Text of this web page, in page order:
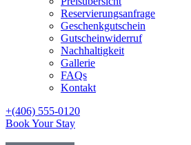
Reservierungsanfrage
Geschenkgutschein
Gutscheinwiderruf
Nachhaltigkeit
Gallerie
FAQs
Kontakt
+(406) 555-0120
Book Your Stay